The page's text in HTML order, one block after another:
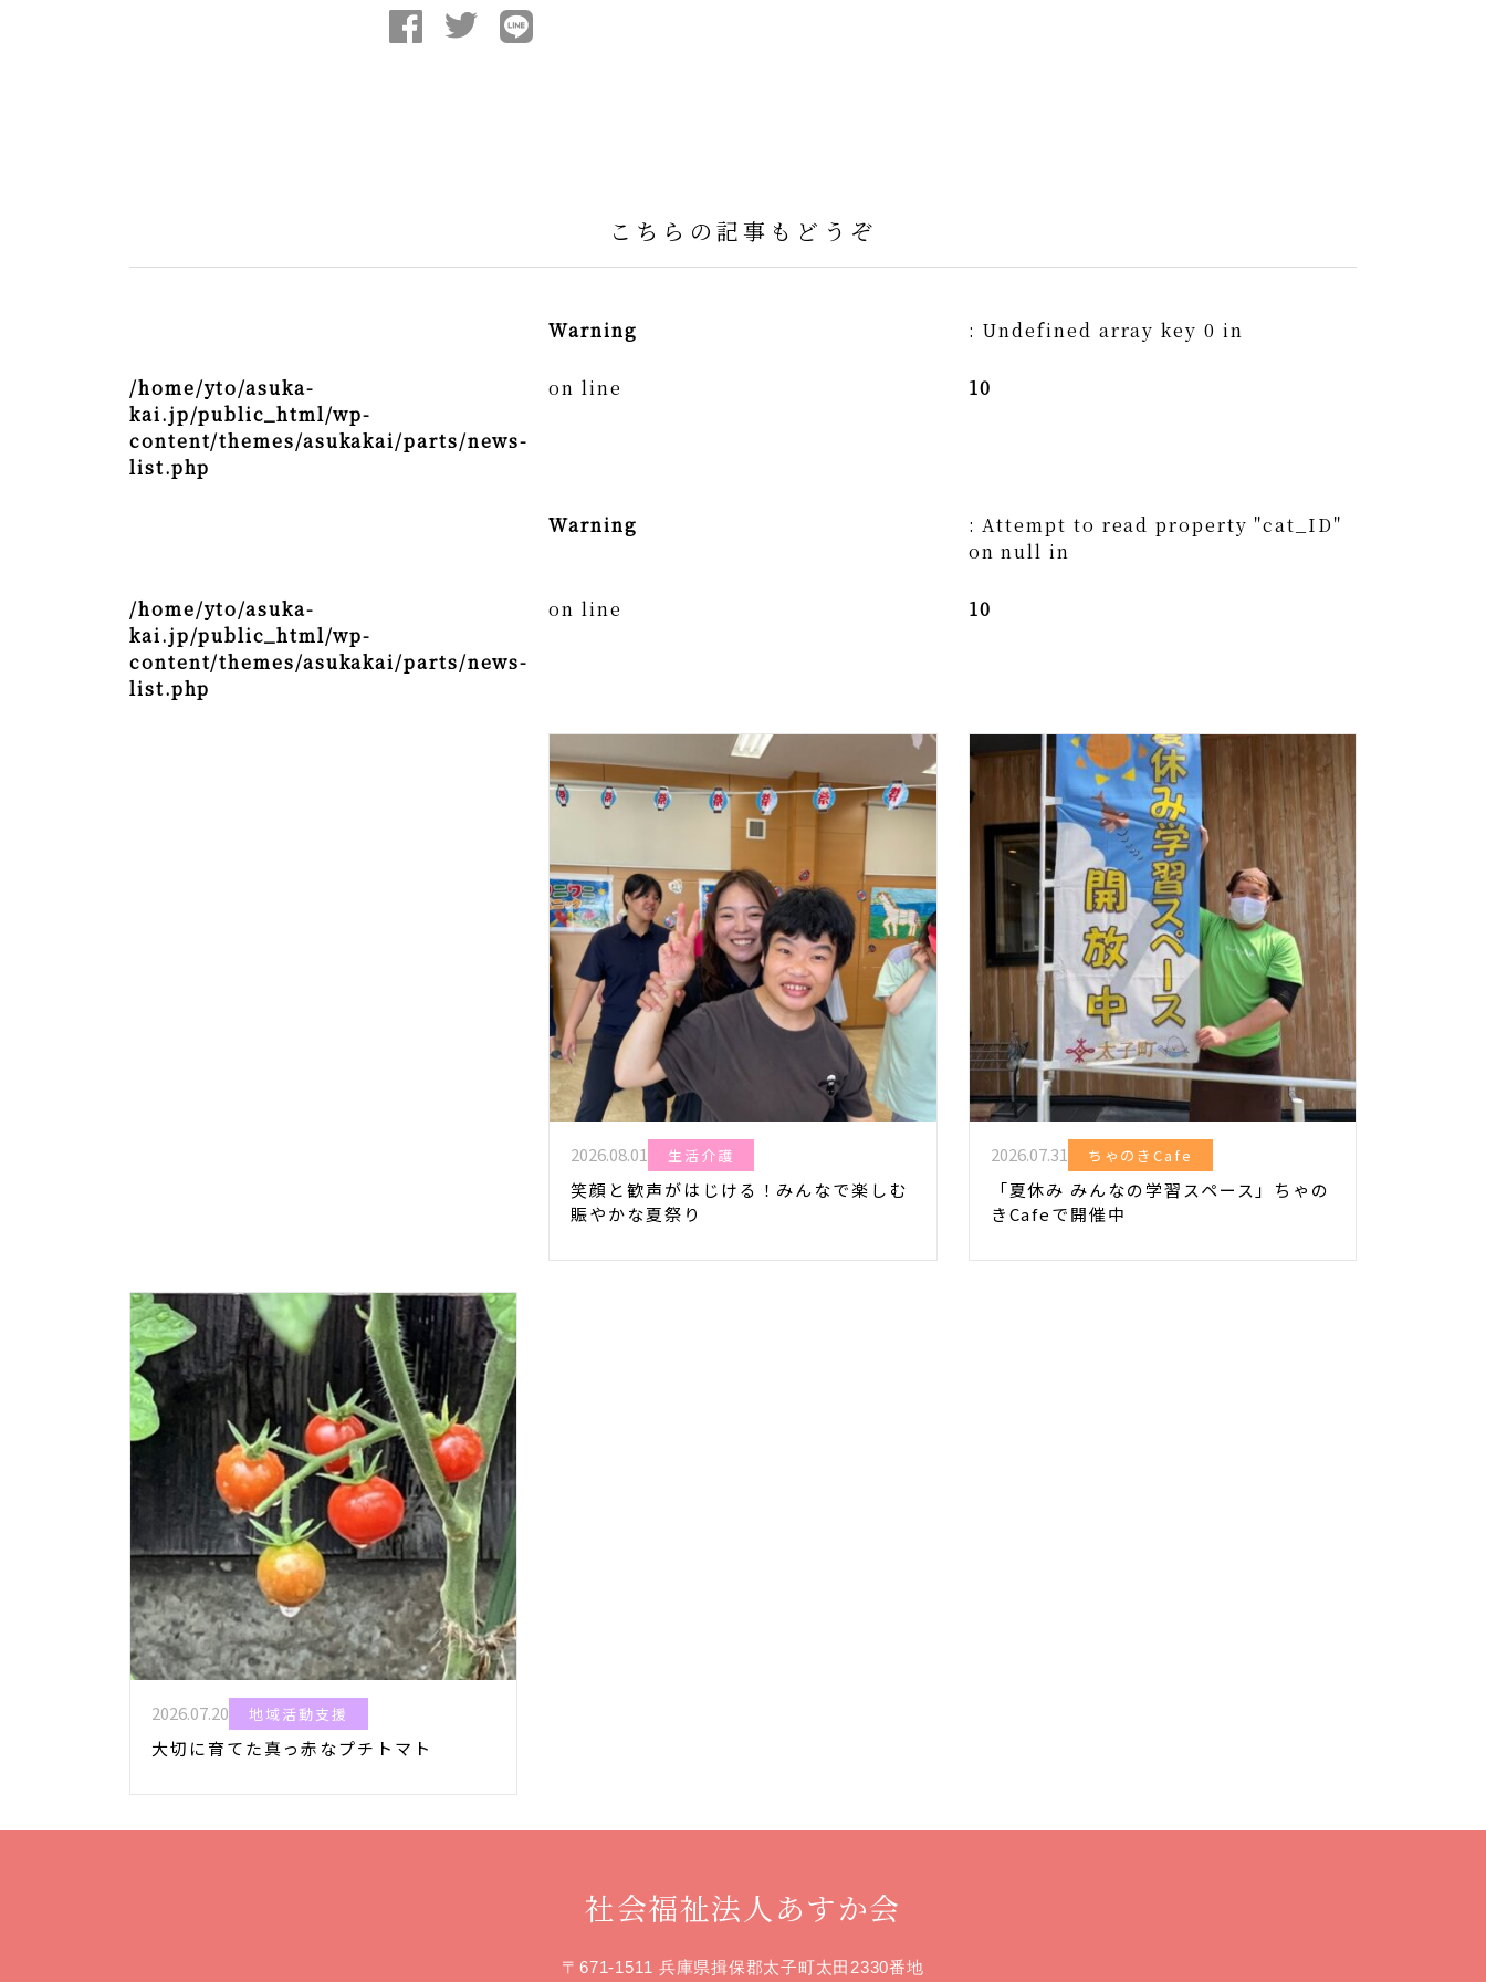
こちらの記事もどうぞ
Warning : Undefined array key 0 in
/home/yto/asuka-
kai.jp/public_html/wp-
content/themes/asukakai/parts/news-
list.php
on line 10
Warning
: Attempt to read property "cat_ID"
on null in
/home/yto/asuka-
kai.jp/public_html/wp-
content/themes/asukakai/parts/news-
list.php
on line 10
2026.08.01 生活介護
笑顔と歓声がはじける！みんなで楽しむ
賑やかな夏祭り
2026.07.31 ちゃのきCafe
「夏休み みんなの学習スペース」ちゃの
きCafeで開催中
2026.07.20 地域活動支援
大切に育てた真っ赤なプチトマト
社会福祉法人あすか会
〒671-1511 兵庫県揖保郡太子町太田2330番地